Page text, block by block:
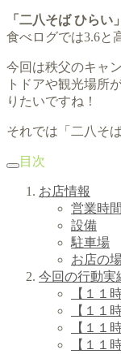
「二八そば ひらい」
食べログでは3.6と
今回は秩父のキャ
トドアや観光場所
りたいですね！
それでは「二八そ
目次
お店情報
営業時間
設備
駐車場
お店の
今回の行動実
【１１
【１１
【１１
【１１